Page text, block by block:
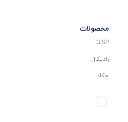
محصولات
GISP
رادیکال
چکاد